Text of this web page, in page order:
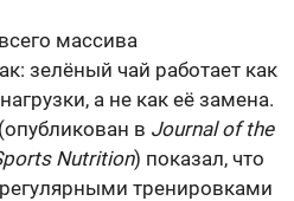
массива
зелёный чай работает как
а не как её замена.
в Journal of the
Nutrition) показал, что
тренировками